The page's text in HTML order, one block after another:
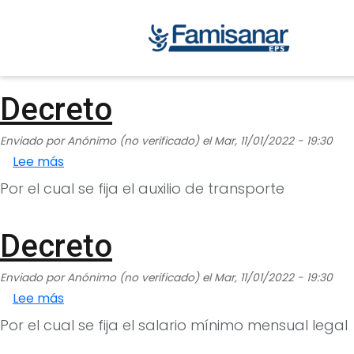
Decreto
Enviado porAnónimo (no verificado)elMar, 11/01/2022 - 19:30
Lee mássobre Decreto
Por el cual se fija el auxilio de transporte
Decreto
Enviado porAnónimo (no verificado)elMar, 11/01/2022 - 19:30
Lee mássobre Decreto
Por el cual se fija el salario mínimo mensual legal